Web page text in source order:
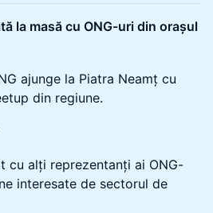
la masă cu ONG-uri din orașul
ajunge la Piatra Neamț cu
din regiune.
alți reprezentanți ai ONG-
interesate de sectorul de